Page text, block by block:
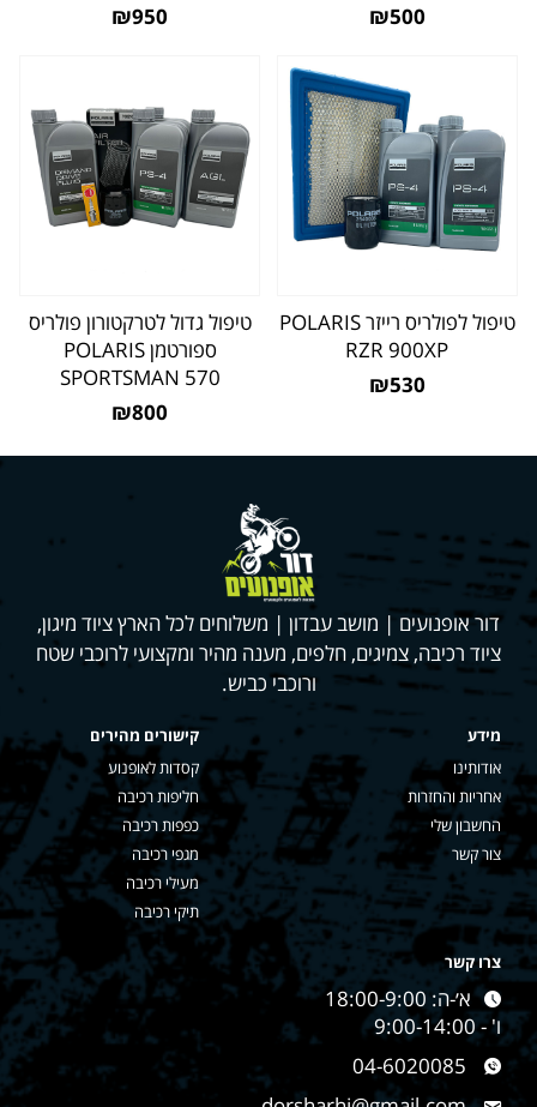
₪500
₪950
טיפול לפולריס רייזר POLARIS
RZR 900XP
₪530
טיפול גדול לטרקטורון פולריס
ספורטמן POLARIS
SPORTSMAN 570
₪800
דור אופנועים | מושב עבדון | משלוחים לכל הארץ ציוד מיגון,
ציוד רכיבה, צמיגים, חלפים, מענה מהיר ומקצועי לרוכבי שטח
ורוכבי כביש.
מידע
אודותינו
אחריות והחזרות
החשבון שלי
צור קשר
קישורים מהירים
קסדות לאופנוע
חליפות רכיבה
כפפות רכיבה
מגפי רכיבה
מעילי רכיבה
תיקי רכיבה
צרו קשר
א׳-ה: 18:00-9:00
ו' - 9:00-14:00
04-6020085